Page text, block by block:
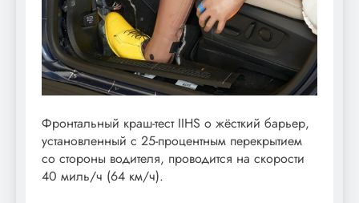
Фронтальный краш-тест IIHS о жёсткий барьер,
установленный с 25-процентным перекрытием
со стороны водителя, проводится на скорости
40 миль/ч (64 км/ч).